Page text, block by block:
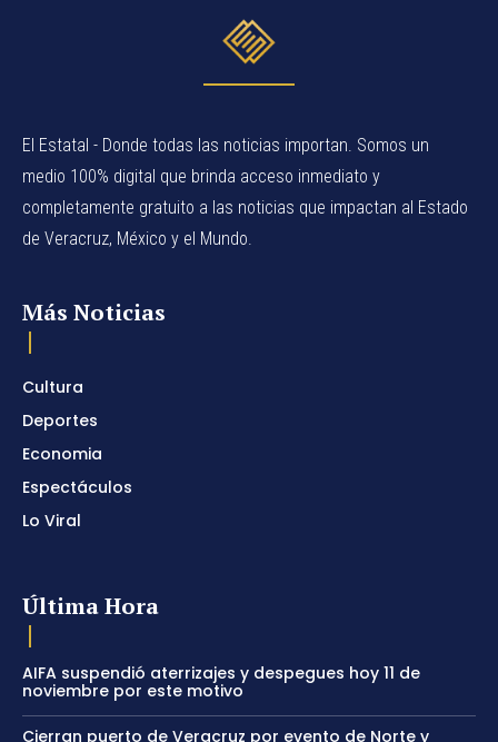
El Estatal - Donde todas las noticias importan. Somos un
medio 100% digital que brinda acceso inmediato y
completamente gratuito a las noticias que impactan al Estado
de Veracruz, México y el Mundo.
Más Noticias
Cultura
Deportes
Economia
Espectáculos
Lo Viral
Última Hora
AIFA suspendió aterrizajes y despegues hoy 11 de
noviembre por este motivo
Cierran puerto de Veracruz por evento de Norte y